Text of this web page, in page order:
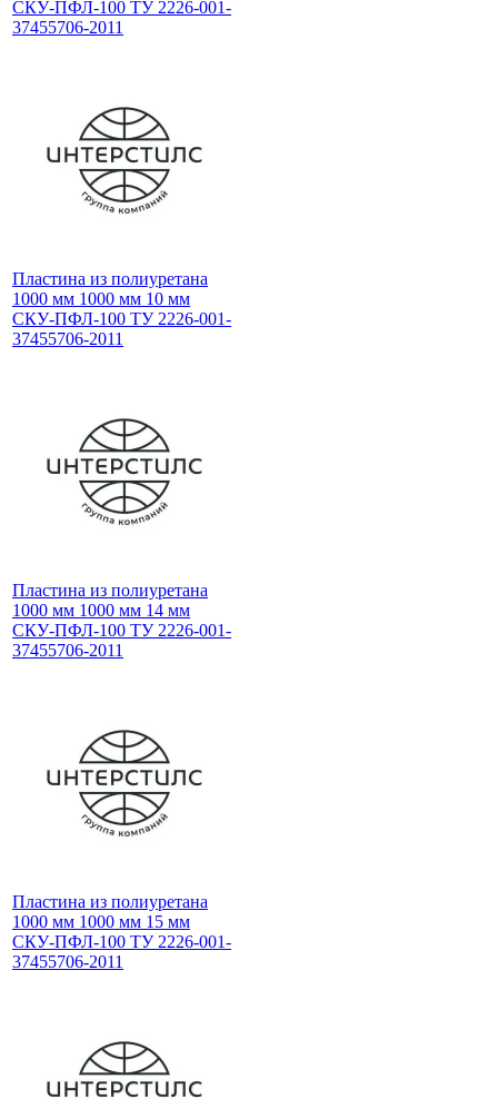
СКУ-ПФЛ-100 ТУ 2226-001-
37455706-2011
Пластина из полиуретана
1000 мм 1000 мм 10 мм
СКУ-ПФЛ-100 ТУ 2226-001-
37455706-2011
Пластина из полиуретана
1000 мм 1000 мм 14 мм
СКУ-ПФЛ-100 ТУ 2226-001-
37455706-2011
Пластина из полиуретана
1000 мм 1000 мм 15 мм
СКУ-ПФЛ-100 ТУ 2226-001-
37455706-2011